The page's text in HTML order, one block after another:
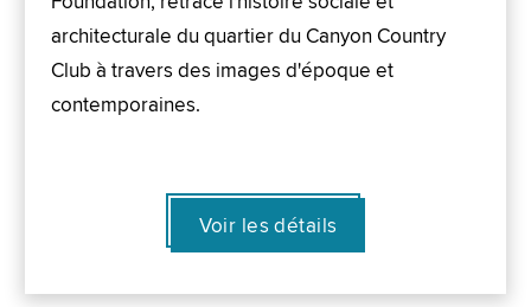
architecturale du quartier du Canyon Country
Club à travers des images d'époque et
contemporaines.
Voir les détails